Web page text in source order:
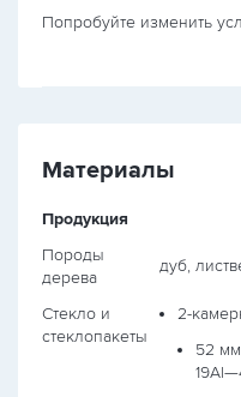
Попробуйте изменить
Материалы
Продукция
Породы
дерева
дуб,
Стекло и
стеклопакеты
2-
52